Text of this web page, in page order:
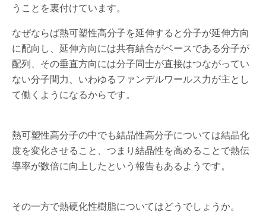
うことを裏付けています。
なぜならば熱可塑性高分子を延伸すると分子が延伸方向
に配向し、延伸方向には共有結合がベースである分子が
配列、その垂直方向には分子同士が直接はつながってい
ない分子間力、いわゆるファンデルワールス力が主とし
て働くようになるからです。
熱可塑性高分子の中でも結晶性高分子については結晶化
度を変化させること、つまり結晶性を高めることで熱伝
導率が数倍に向上したという報告もあるようです。
その一方で熱硬化性樹脂についてはどうでしょうか。